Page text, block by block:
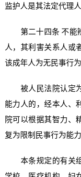
监护人是其法定代理人
第二十四条 不能辨
人，其利害关系人或
该成年人为无民事行
被人民法院认定为
能力人的，经本人、
院可以根据其智力、
复为限制民事行为能
本条规定的有关组